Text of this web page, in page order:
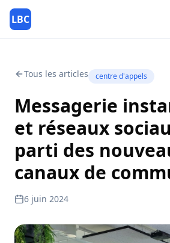
LBC
Tous les articles centre d'appels
Messagerie
et réseaux
parti des
canaux de
6 juin 2024